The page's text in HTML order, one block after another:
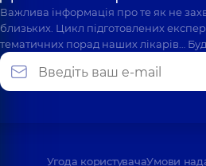
Важлива інформація про те як не
близьких. Цикл підготовлених
тематичних порад наших лікарів…
Угода користувачаУмови